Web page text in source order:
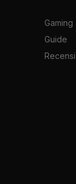
Gaming
Guide